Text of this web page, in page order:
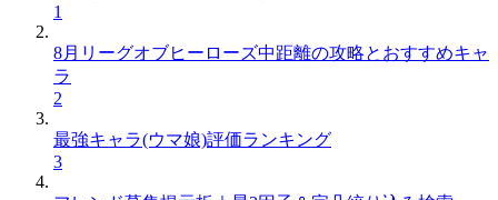
1
8月リーグオブヒーローズ中距離の攻略とおすすめキャ
ラ
2
最強キャラ(ウマ娘)評価ランキング
3